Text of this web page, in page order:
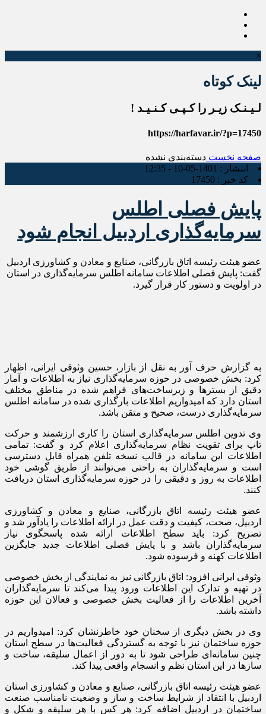
×
لینک کوتاه
لـیـنـک زیـر را کـپـی کـنـیـد !
https://harfavar.ir/?p=17450
صفحه نخست دسته‌بندی نشده
انتشار : 1401-05-10 - 12:35
کد خبر : 17450
پایش فصلی اطلس
سرمایه‌گذاری اردبیل انجام شود
عضو هیئت رئیسه اتاق بازرگانی، صنایع و معادن و کشاورزی اردبیل
گفت: پایش فصلی اطلاعات سامانه اطلس سرمایه‌گذاری در استان
در اولویت و دستور کار قرار گیرد.
به گزارش حرف آور به نقل از بازار، حسین وثوقی ایرانی، اظهار
کرد: بخش خصوصی در حوزه سرمایه‌گذاری نیاز به اطلاعات و آمار
دقیق از بسترها و زیرساخت‌های فراهم شده در مناطق مختلف
استان دارد که امیدواریم اطلاعات بارگذاری شده در سامانه اطلس
سرمایه‌گذاری درست، صحیح و متقن باشد.
وی تدوین اطلس سرمایه‌گذاری استان را کاری ارزشمند و حرکت
تاپ برای تقویت نظام سرمایه‌گذاری اعلام کرد و گفت: تمامی
اطلاعات این سامانه در قالب نسخه تلفن همراه قابل دسترسی
است و سرمایه‌گذاران به راحتی می‌توانند از طریق گوشی خود
اطلاعات به روز و دقیقی را در حوزه سرمایه‌گذاری استان دریافت
کنند.
عضو هیئت رئیسه اتاق بازرگانی، صنایع و معادن و کشاورزی
اردبیل، صحت، کیفیت و دقت عمل در ارائه اطلاعات را یادآور شد و
تصریح کرد: باید سطح اطلاعات ارائه شده پاسخگوی نیاز
سرمایه‌گذاران باشد و با پایش فصلی اطلاعات جدید جایگزین
اطلاعات کهنه و فرسوده شود.
وثوقی ایرانی افزود: اتاق بازرگانی نیز به نمایندگی از بخش خصوصی
در تهیه و تدارک این اطلاعات ورود پیدا می‌کند تا سرمایه‌گذاران
آخرین اطلاعات را از فعالیت بخش خصوصی و فعالان این حوزه
داشته باشد.
وی در بخش دیگری از سخنان خود خاطرنشان کرد: امیدواریم در
حوزه ساختمان نیز با توجه به گستردگی فعالیت‌ها در سطح استان
چنین سامانه‌ای طراحی شود تا به دور از اعمال سلیقه، ساخت و
سازها در این استان نظم و انسجام واقعی پیدا کند.
عضو هیئت رئیسه اتاق بازرگانی، صنایع و معادن و کشاورزی استان
اردبیل با انتقاد از شرایط ساخت و ساز و وضعیت نامناسب صنعت
ساختمان در اردبیل اضافه کرد: هر کس با هر سلیقه و شکل و